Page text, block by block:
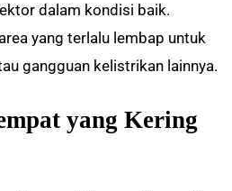
dalam kondisi baik.
yang terlalu lembap untuk
gangguan kelistrikan lainnya.
yang Kering